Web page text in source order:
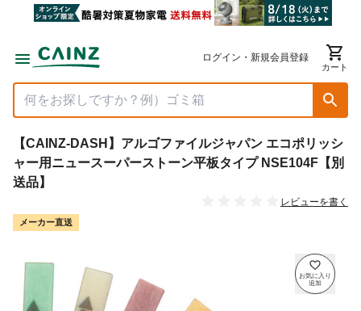
ログイン・新規会員登録
カート
【CAINZ-DASH】アルゴファイルジャパン エコポリッシ
ャー用ニュースーパーストーン平板タイプ NSE104F【別
送品】
レビューを書く
メーカー直送